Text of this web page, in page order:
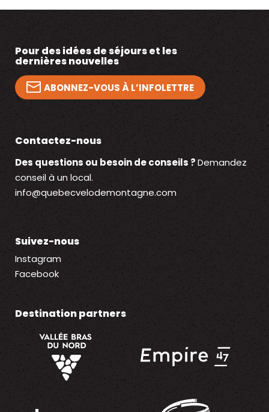
Pour des idées de séjours et les
dernières nouvelles
ABONNEZ-VOUS À L’INFOLETTRE
Contactez-nous
Des questions ou besoin de conseils ?Demandez
conseil à un local.
info@quebecvelodemontagne.com
Suivez-nous
Social
Instagram
Facebook
Destination partners